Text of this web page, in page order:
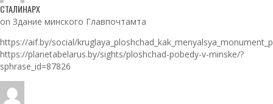
СТАЛИНАРХ
on Здание минского Главпочтамта
https://aif.by/social/
https://planetabelarus.by/sights/ploshchad-pobedy-v-minske/?
sphrase_id=87826